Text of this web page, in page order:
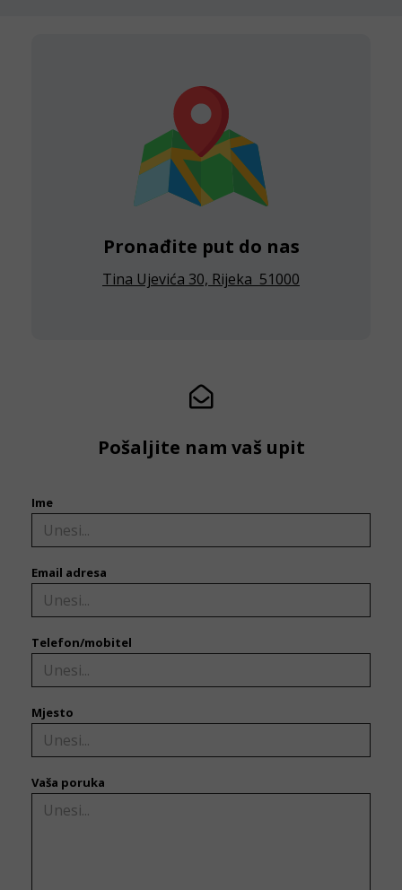
Pronađite put do nas
Tina Ujevića 30, Rijeka 51000
Pošaljite nam vaš upit
Ime
Email adresa
Telefon/mobitel
Mjesto
Vaša poruka